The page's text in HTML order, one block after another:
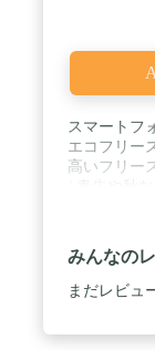
切れにくく
高品質な綿
効果を持っ
ポーツに最
意ください
ゴムと、調
スマートフ
エコフリー
高いフリー
としての単
ウターグロ
る1着
みんなの
まだレビュ